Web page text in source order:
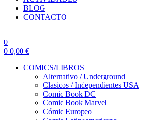
BLOG
CONTACTO
0
0 0,00 €
COMICS/LIBROS
Alternativo / Underground
Clasicos / Independientes USA
Comic Book DC
Comic Book Marvel
Cómic Europeo